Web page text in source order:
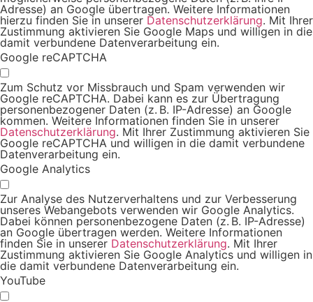
Adresse) an Google übertragen. Weitere Informationen
hierzu finden Sie in unserer Datenschutzerklärung. Mit Ihrer
Zustimmung aktivieren Sie Google Maps und willigen in die
damit verbundene Datenverarbeitung ein.
Google reCAPTCHA
Zum Schutz vor Missbrauch und Spam verwenden wir
Google reCAPTCHA. Dabei kann es zur Übertragung
personenbezogener Daten (z. B. IP-Adresse) an Google
kommen. Weitere Informationen finden Sie in unserer
Datenschutzerklärung. Mit Ihrer Zustimmung aktivieren Sie
Google reCAPTCHA und willigen in die damit verbundene
Datenverarbeitung ein.
Google Analytics
Zur Analyse des Nutzerverhaltens und zur Verbesserung
unseres Webangebots verwenden wir Google Analytics.
Dabei können personenbezogene Daten (z. B. IP-Adresse)
an Google übertragen werden. Weitere Informationen
finden Sie in unserer Datenschutzerklärung. Mit Ihrer
Zustimmung aktivieren Sie Google Analytics und willigen in
die damit verbundene Datenverarbeitung ein.
YouTube